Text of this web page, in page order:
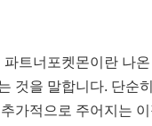
파트너포켓몬이란 나
것을 말합니다. 단순
가적으로 주어지는